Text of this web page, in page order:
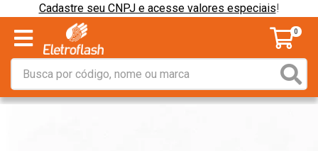
Cadastre seu CNPJ e acesse valores especiais!
0